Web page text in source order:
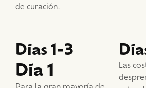
de curación.
Días 1-3
Día 1
Las